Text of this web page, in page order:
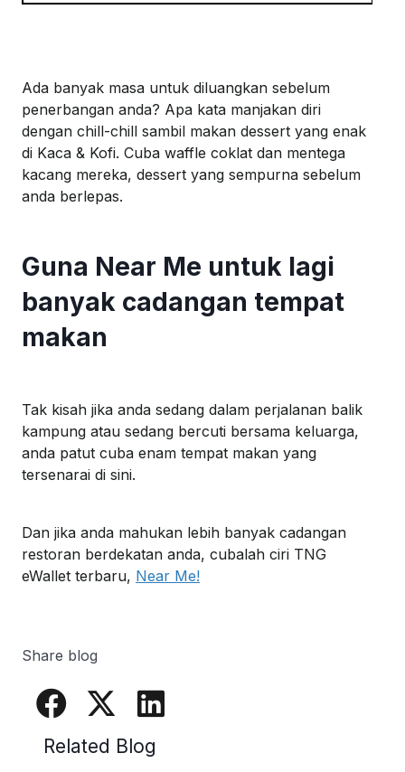
Ada banyak masa untuk diluangkan sebelum
penerbangan anda? Apa kata manjakan diri
dengan chill-chill sambil makan dessert yang enak
di Kaca & Kofi. Cuba waffle coklat dan mentega
kacang mereka, dessert yang sempurna sebelum
anda berlepas.
Guna Near Me untuk lagi
banyak cadangan tempat
makan
Tak kisah jika anda sedang dalam perjalanan balik
kampung atau sedang bercuti bersama keluarga,
anda patut cuba enam tempat makan yang
tersenarai di sini.
Dan jika anda mahukan lebih banyak cadangan
restoran berdekatan anda, cubalah ciri TNG
eWallet terbaru, Near Me!
Share blog
Related Blog